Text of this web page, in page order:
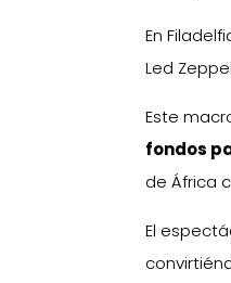
En
Led
Este
fondos
de África
El